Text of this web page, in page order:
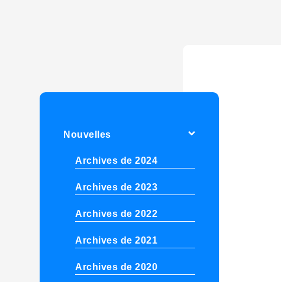
Nouvelles
Archives de 2024
Archives de 2023
Archives de 2022
Archives de 2021
Archives de 2020